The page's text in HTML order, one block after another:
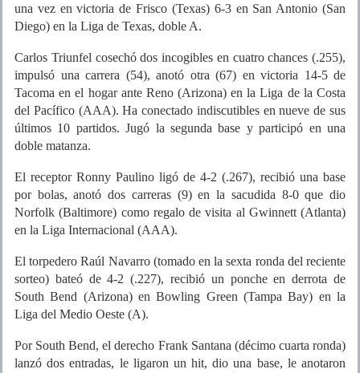
una vez en victoria de Frisco (Texas) 6-3 en San Antonio (San
Diego) en la Liga de Texas, doble A.
Carlos Triunfel cosechó dos incogibles en cuatro chances (.255),
impulsó una carrera (54), anotó otra (67) en victoria 14-5 de
Tacoma en el hogar ante Reno (Arizona) en la Liga de la Costa
del Pacífico (AAA). Ha conectado indiscutibles en nueve de sus
últimos 10 partidos. Jugó la segunda base y participó en una
doble matanza.
El receptor Ronny Paulino ligó de 4-2 (.267), recibió una base
por bolas, anotó dos carreras (9) en la sacudida 8-0 que dio
Norfolk (Baltimore) como regalo de visita al Gwinnett (Atlanta)
en la Liga Internacional (AAA).
El torpedero Raúl Navarro (tomado en la sexta ronda del reciente
sorteo) bateó de 4-2 (.227), recibió un ponche en derrota de
South Bend (Arizona) en Bowling Green (Tampa Bay) en la
Liga del Medio Oeste (A).
Por South Bend, el derecho Frank Santana (décimo cuarta ronda)
lanzó dos entradas, le ligaron un hit, dio una base, le anotaron